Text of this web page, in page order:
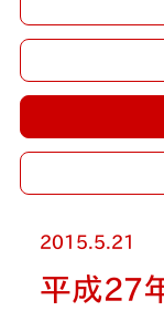
2015.5.21
平成27